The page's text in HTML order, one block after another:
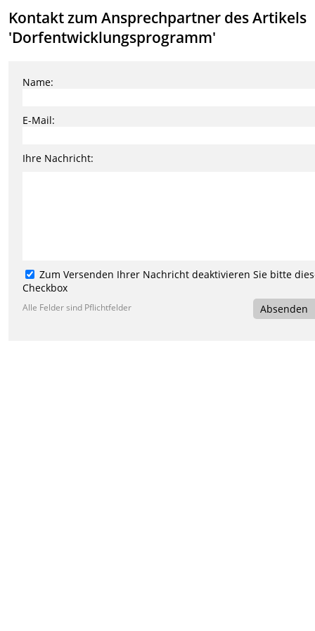
Kontakt zum Ansprechpartner des Artikels
'Dorfentwicklungsprogramm'
Name:
E-Mail:
Ihre Nachricht:
Zum Versenden Ihrer Nachricht deaktivieren Sie bitte
Checkbox
Alle Felder sind Pflichtfelder Absenden